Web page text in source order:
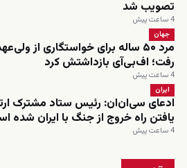
تصویب شد
4 ساعت پیش
جهان
مرد ۵۰ ساله برای خواستگاری از
رفت؛ اف‌بی‌آی بازداشتش کرد
4 ساعت پیش
ایران
ادعای سی‌ان‌ان: رئیس ستاد مشترک
یافتن راه خروج از جنگ با ایران شده
4 ساعت پیش